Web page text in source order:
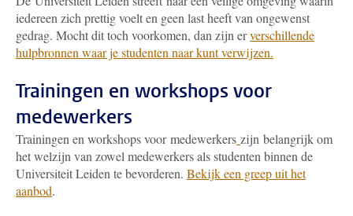
iedereen zich prettig voelt en geen last heeft van ongewenst
gedrag. Mocht dit toch voorkomen, dan zijn erverschillende
hulpbronnen waar je studenten naar kunt verwijzen.
Trainingen en workshops voor
medewerkers
Trainingen en workshops voor medewerkers zijn belangrijk om
het welzijn van zowel medewerkers als studenten binnen de
Universiteit Leiden te bevorderen. Bekijk een greep uit het
aanbod.